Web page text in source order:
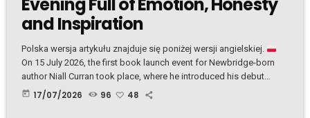
Evening Full of Emotion, Honesty
and Inspiration
Polska wersja artykułu znajduje się poniżej wersji angielskiej.
On 15 July 2026, the first book launch event for Newbridge-born
author Niall Curran took place, where he introduced his debut
book, "The Book of Thoughts." Niall opened the evening by warmly
today 17/07/2026 96 48